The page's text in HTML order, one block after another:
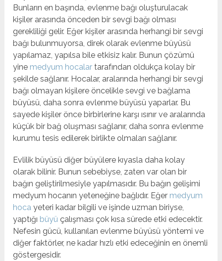
Bunların en başında, evlenme bağı oluşturulacak
kişiler arasında önceden bir sevgi bağı olması
gerekliliği gelir. Eğer kişiler arasında herhangi bir sevgi
bağı bulunmuyorsa, direk olarak evlenme büyüsü
yapılamaz, yapılsa bile etkisiz kalır. Bunun çözümü
yine medyum hocalar tarafından oldukça kolay bir
şekilde sağlanır. Hocalar, aralarında herhangi bir sevgi
bağı olmayan kişilere öncelikle sevgi ve bağlama
büyüsü, daha sonra evlenme büyüsü yaparlar. Bu
sayede kişiler önce birbirlerine karşı ısınır ve aralarında
küçük bir bağ oluşması sağlanır, daha sonra evlenme
kurumu tesis edilerek birlikte olmaları sağlanır.
Evlilik büyüsü diğer büyülere kıyasla daha kolay
olarak bilinir. Bunun sebebiyse, zaten var olan bir
bağın geliştirilmesiyle yapılmasıdır. Bu bağın gelişimi
medyum hocanın yeteneğine bağlıdır. Eğer medyum
hoca yeteri kadar bilgili ve işinde uzman biriyse,
yaptığı büyü çalışması çok kısa sürede etki edecektir.
Nefesin gücü, kullanılan evlenme büyüsü yöntemi ve
diğer faktörler, ne kadar hızlı etki edeceğinin en önemli
göstergesidir.